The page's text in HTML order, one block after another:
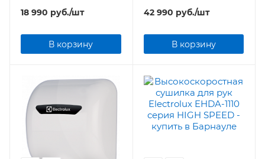
серия HIGH SPEED
18 990 руб./шт
В корзину
42 990 руб./шт
В корзину